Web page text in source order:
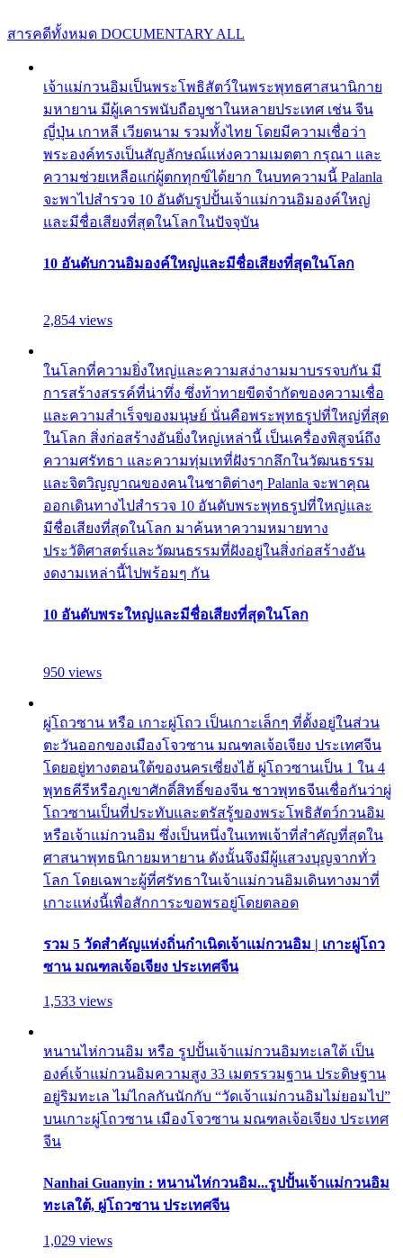
สารคดีทั้งหมด DOCUMENTARY ALL
เจ้าแม่กวนอิมเป็นพระโพธิสัตว์ในพระพุทธศาสนานิกาย
มหายาน มีผู้เคารพนับถือบูชาในหลายประเทศ เช่น จีน
ญี่ปุ่น เกาหลี เวียดนาม รวมทั้งไทย โดยมีความเชื่อว่า
พระองค์ทรงเป็นสัญลักษณ์แห่งความเมตตา กรุณา และ
ความช่วยเหลือแก่ผู้ตกทุกข์ได้ยาก ในบทความนี้ Palanla
จะพาไปสำรวจ 10 อันดับรูปปั้นเจ้าแม่กวนอิมองค์ใหญ่
และมีชื่อเสียงที่สุดในโลกในปัจจุบัน
10 อันดับกวนอิมองค์ใหญ่และมีชื่อเสียงที่สุดในโลก
2,854 views
ในโลกที่ความยิ่งใหญ่และความสง่างามมาบรรจบกัน มี
การสร้างสรรค์ที่น่าทึ่ง ซึ่งท้าทายขีดจำกัดของความเชื่อ
และความสำเร็จของมนุษย์ นั่นคือพระพุทธรูปที่ใหญ่ที่สุด
ในโลก สิ่งก่อสร้างอันยิ่งใหญ่เหล่านี้ เป็นเครื่องพิสูจน์ถึง
ความศรัทธา และความทุ่มเทที่ฝังรากลึกในวัฒนธรรม
และจิตวิญญาณของคนในชาติต่างๆ Palanla จะพาคุณ
ออกเดินทางไปสำรวจ 10 อันดับพระพุทธรูปที่ใหญ่และ
มีชื่อเสียงที่สุดในโลก มาค้นหาความหมายทาง
ประวัติศาสตร์และวัฒนธรรมที่ฝังอยู่ในสิ่งก่อสร้างอัน
งดงามเหล่านี้ไปพร้อมๆ กัน
10 อันดับพระใหญ่และมีชื่อเสียงที่สุดในโลก
950 views
ผู่โถวซาน หรือ เกาะผู่โถว เป็นเกาะเล็กๆ ที่ตั้งอยู่ในส่วน
ตะวันออกของเมืองโจวซาน มณฑลเจ้อเจียง ประเทศจีน
โดยอยู่ทางตอนใต้ของนครเซี่ยงไฮ้ ผู่โถวซานเป็น 1 ใน 4
พุทธคีรีหรือภูเขาศักดิ์สิทธิ์ของจีน ชาวพุทธจีนเชื่อกันว่าผู่
โถวซานเป็นที่ประทับและตรัสรู้ของพระโพธิสัตว์กวนอิม
หรือเจ้าแม่กวนอิม ซึ่งเป็นหนึ่งในเทพเจ้าที่สำคัญที่สุดใน
ศาสนาพุทธนิกายมหายาน ดังนั้นจึงมีผู้แสวงบุญจากทั่ว
โลก โดยเฉพาะผู้ที่ศรัทธาในเจ้าแม่กวนอิมเดินทางมาที่
เกาะแห่งนี้เพื่อสักการะขอพรอยู่โดยตลอด
รวม 5 วัดสำคัญแห่งถิ่นกำเนิดเจ้าแม่กวนอิม | เกาะผู่โถว
ซาน มณฑลเจ้อเจียง ประเทศจีน
1,533 views
หนานไห่กวนอิม หรือ รูปปั้นเจ้าแม่กวนอิมทะเลใต้ เป็น
องค์เจ้าแม่กวนอิมความสูง 33 เมตรรวมฐาน ประดิษฐาน
อยู่ริมทะเล ไม่ไกลกันนักกับ “วัดเจ้าแม่กวนอิมไม่ยอมไป”
บนเกาะผู่โถวซาน เมืองโจวซาน มณฑลเจ้อเจียง ประเทศ
จีน
Nanhai Guanyin : หนานไห่กวนอิม...รูปปั้นเจ้าแม่กวนอิม
ทะเลใต้, ผู่โถวซาน ประเทศจีน
1,029 views